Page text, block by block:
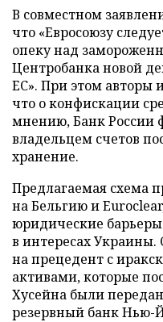
В совместном
что «Евросоюзу
опеку над
Центробанка новой
ЕС». При этом авторы
что о конфискации
мнению, Банк России
владельцем счетов
хранение.
Предлагаемая схема
на Бельгию и
юридические барьеры
в интересах Украины.
на прецедент с
активами, которые
Хусейна были
резервный банк Нью-